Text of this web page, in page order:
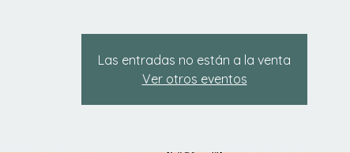
Las entradas no están a la venta
Ver otros eventos